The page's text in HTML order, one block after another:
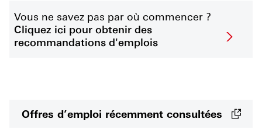
Vous ne savez pas par où commencer ?
Cliquez ici pour obtenir des
recommandations d'emplois
Offres d’emploi récemment consultées